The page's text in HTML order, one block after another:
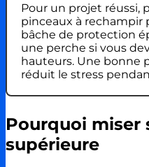
Pour un projet réussi,
pinceaux à rechampir
bâche de protection
une perche si vous
hauteurs. Une bonne
réduit le stress
Pourquoi miser
supérieure